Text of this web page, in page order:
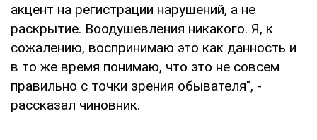
акцент на регистрации нарушений, а не
раскрытие. Воодушевления никакого. Я, к
сожалению, воспринимаю это как данность и
в то же время понимаю, что это не совсем
правильно с точки зрения обывателя", -
рассказал чиновник.